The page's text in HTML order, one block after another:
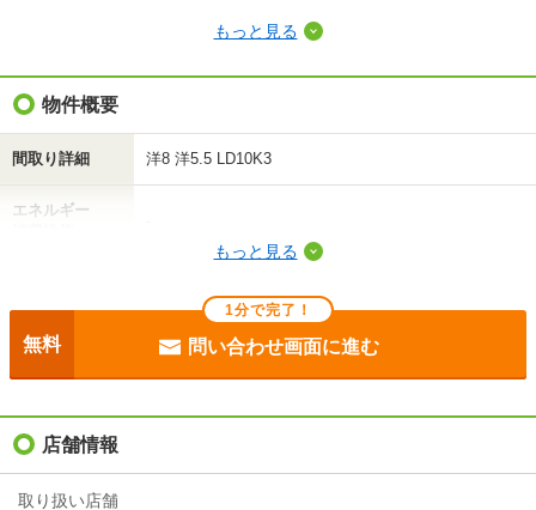
礼金（敷引・償
却金）
間取り / 専有面
階建 1階/2階建
向き
住所
もっと見る
物件概要
間取り詳細 洋8 洋5.5 LD10K3
エネルギー
目安光熱費
入居
もっと見る
1分で完了！
無料 問い合わせ画面に進む
店舗情報
取り扱い店舗